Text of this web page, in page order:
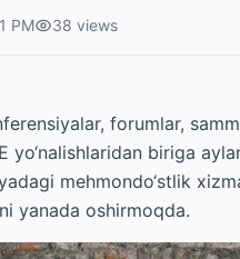
PM 38 views
forumlar,
yo‘nalishlaridan biriga
mehmondo‘stlik
yanada oshirmoqda.